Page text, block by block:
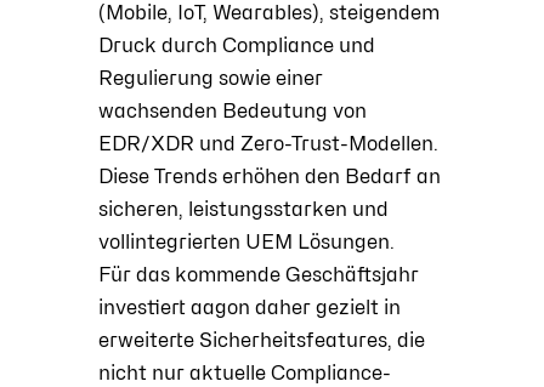
(Mobile, IoT, Wearables), steigendem
Druck durch Compliance und
Regulierung sowie einer
wachsenden Bedeutung von
EDR/XDR und Zero-Trust-Modellen.
Diese Trends erhöhen den Bedarf an
sicheren, leistungsstarken und
vollintegrierten UEM Lösungen.
Für das kommende Geschäftsjahr
investiert aagon daher gezielt in
erweiterte Sicherheitsfeatures, die
nicht nur aktuelle Compliance-